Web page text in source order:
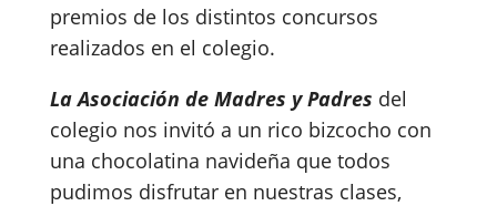
premios de los distintos concursos
realizados en el colegio.
La Asociación de Madres y Padres del
colegio nos invitó a un rico bizcocho con
una chocolatina navideña que todos
pudimos disfrutar en nuestras clases,